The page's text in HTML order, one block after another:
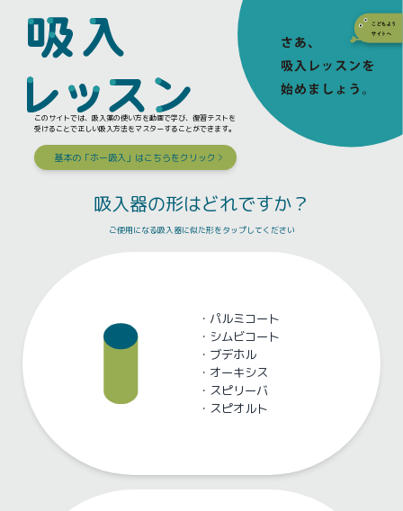
このサイトでは、吸入薬の使い方を動画で学び、復習テストを
受けることで正しい吸入方法をマスターすることができます。
基本の「ホー吸入」はこちらをクリック
吸入器の形はどれですか？
ご使用になる吸入器に似た形をタップしてください
・ パルミコート
・ シムビコート
・ ブデホル
・ オーキシス
・ スピリーバ
・ スピオルト